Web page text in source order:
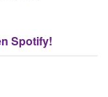
Spotify!